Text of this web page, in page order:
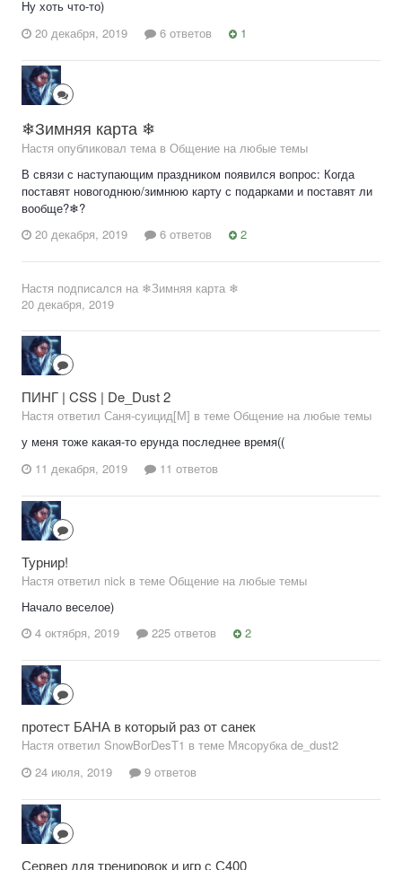
Ну хоть что-то)
20 декабря, 2019
6 ответов 1
❄Зимняя карта ❄
Настя опубликовал тема в Общение на любые темы
В связи с наступающим праздником появился вопрос: Когда
поставят новогоднюю/зимнюю карту с подарками и поставят ли
вообще?❄?
20 декабря, 2019
6 ответов 2
Настя подписался на ❄Зимняя карта ❄
20 декабря, 2019
ПИНГ | CSS | De_Dust 2
Настя ответил Саня-суицид[М] в теме Общение на любые темы
у меня тоже какая-то ерунда последнее время((
11 декабря, 2019
11 ответов
Турнир!
Настя ответил nick в теме Общение на любые темы
Начало веселое)
4 октября, 2019
225 ответов 2
протест БАНА в который раз от санек
Настя ответил SnowBorDesT1 в теме Мясорубка de_dust2
24 июля, 2019
9 ответов
Сервер для тренировок и игр с С400